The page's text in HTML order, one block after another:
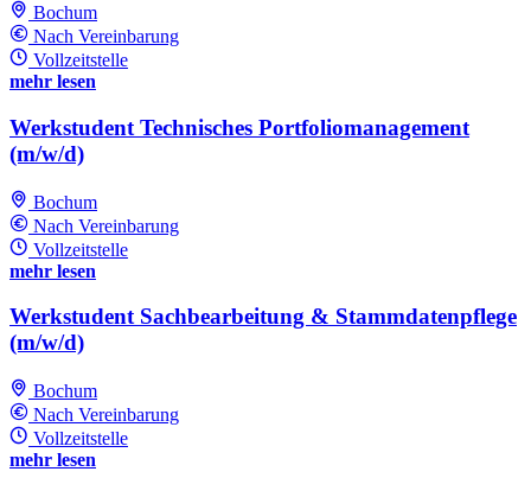
Bochum
Nach Vereinbarung
Vollzeitstelle
mehr lesen
Werkstudent Technisches Portfoliomanagement
(m/w/d)
Bochum
Nach Vereinbarung
Vollzeitstelle
mehr lesen
Werkstudent Sachbearbeitung & Stammdatenpflege
(m/w/d)
Bochum
Nach Vereinbarung
Vollzeitstelle
mehr lesen